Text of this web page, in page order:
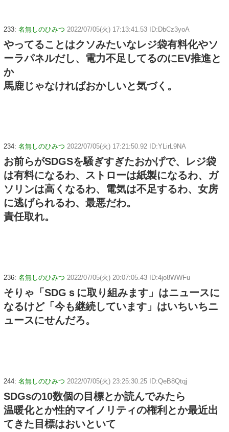
233: 名無しのひみつ 2022/07/05(火) 17:13:41.53 ID:DbCz3yoA
やってることはクソみたいなレジ袋有料化やソ
ーラパネルだし、電力不足してるのにEV推進と
か
馬鹿じゃなければおかしいと気づく。
234: 名無しのひみつ 2022/07/05(火) 17:21:50.92 ID:YLirL9NA
お前らがSDGSを騒ぎすぎたおかげで、レジ袋
は有料になるわ、ストローは紙製になるわ、ガ
ソリンは高くなるわ、電気は不足するわ、女房
に逃げられるわ、最悪だわ。
責任取れ。
236: 名無しのひみつ 2022/07/05(火) 20:07:05.43 ID:4jo8WWFu
そりゃ「SDGｓに取り組みます」はニュースに
なるけど「今も継続しています」はいちいちニ
ュースにせんだろ。
244: 名無しのひみつ 2022/07/05(火) 23:25:30.25 ID:QeB8Qtqj
SDGsの10数個の目標とか読んでみたら
温暖化とか性的マイノリティの権利とか最近出
てきた目標はおいといて